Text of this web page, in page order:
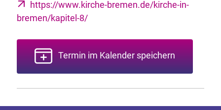
https://www.kirche-bremen.de/kirche-in-
bremen/kapitel-8/
Termin im Kalender speichern